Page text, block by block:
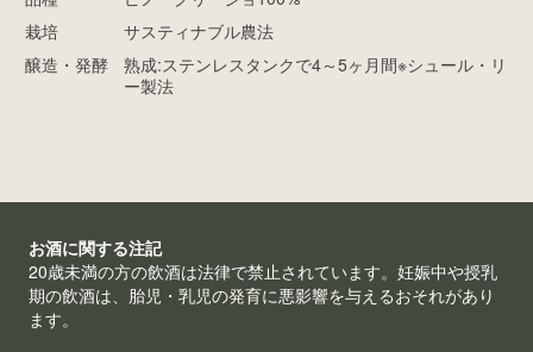
栽培
サスティナブル農法
醸造・発酵
熟成:ステンレスタンクで4～5ヶ月間※シュール・リ
ー製法
お酒に関する注記
20歳未満の方の飲酒は法律で禁止されています。妊娠中や授乳
期の飲酒は、胎児・乳児の発育に悪影響を与えるおそれがあり
ます。